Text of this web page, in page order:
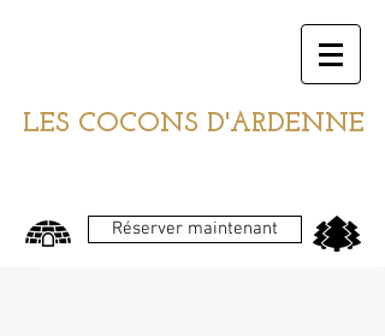
LES COCONS D'ARDENNE
Réserver maintenant